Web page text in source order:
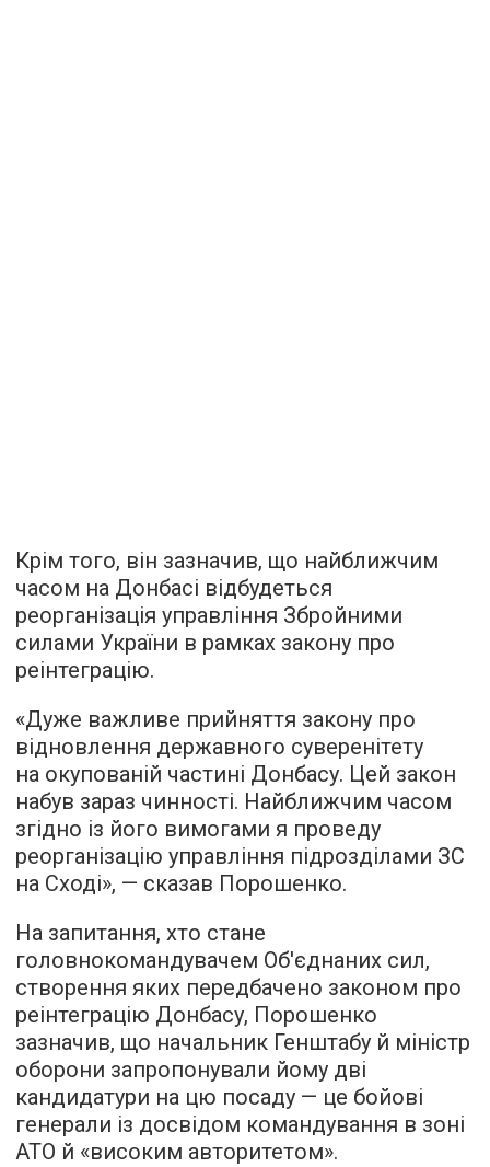
Крім того, він зазначив, що найближчим
часом на Донбасі відбудеться
реорганізація управління Збройними
силами України в рамках закону про
реінтеграцію.
«Дуже важливе прийняття закону про
відновлення державного суверенітету
на окупованій частині Донбасу. Цей закон
набув зараз чинності. Найближчим часом
згідно із його вимогами я проведу
реорганізацію управління підрозділами ЗС
на Сході», — сказав Порошенко.
На запитання, хто стане
головнокомандувачем Об'єднаних сил,
створення яких передбачено законом про
реінтеграцію Донбасу, Порошенко
зазначив, що начальник Генштабу й міністр
оборони запропонували йому дві
кандидатури на цю посаду — це бойові
генерали із досвідом командування в зоні
АТО й «високим авторитетом».